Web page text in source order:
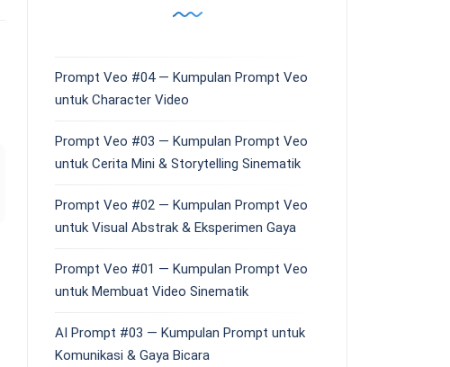
Prompt Veo #04 — Kumpulan Prompt Veo
untuk Character Video
Prompt Veo #03 — Kumpulan Prompt Veo
untuk Cerita Mini & Storytelling Sinematik
Prompt Veo #02 — Kumpulan Prompt Veo
untuk Visual Abstrak & Eksperimen Gaya
Prompt Veo #01 — Kumpulan Prompt Veo
untuk Membuat Video Sinematik
AI Prompt #03 — Kumpulan Prompt untuk
Komunikasi & Gaya Bicara